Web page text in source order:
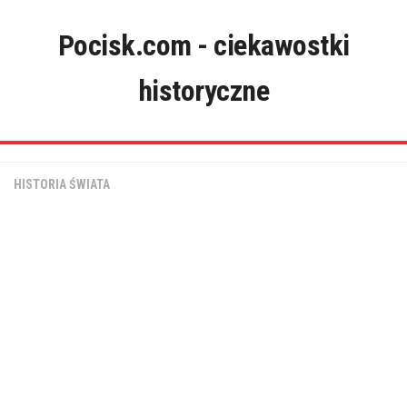
Pocisk.com - ciekawostki
historyczne
HISTORIA ŚWIATA